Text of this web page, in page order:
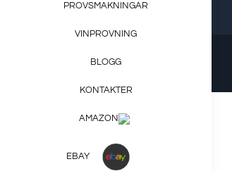
PROVSMAKNINGAR
VINPROVNING
BLOGG
KONTAKTER
AMAZON
EBAY